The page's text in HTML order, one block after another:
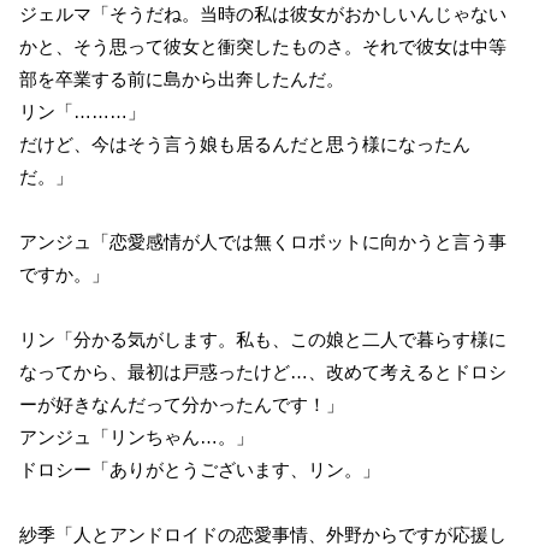
ジェルマ「そうだね。当時の私は彼女がおかしいんじゃない
かと、そう思って彼女と衝突したものさ。それで彼女は中等
部を卒業する前に島から出奔したんだ。
リン「………」
だけど、今はそう言う娘も居るんだと思う様になったん
だ。」
アンジュ「恋愛感情が人では無くロボットに向かうと言う事
ですか。」
リン「分かる気がします。私も、この娘と二人で暮らす様に
なってから、最初は戸惑ったけど…、改めて考えるとドロシ
ーが好きなんだって分かったんです！」
アンジュ「リンちゃん…。」
ドロシー「ありがとうございます、リン。」
紗季「人とアンドロイドの恋愛事情、外野からですが応援し